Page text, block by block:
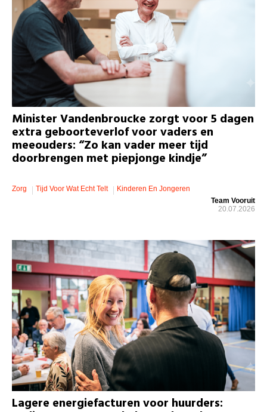
Minister Vandenbroucke zorgt voor 5 dagen
extra geboorteverlof voor vaders en
meeouders: “Zo kan vader meer tijd
doorbrengen met piepjonge kindje”
Zorg Tijd Voor Wat Echt Telt
Kinderen En Jongeren
Team Vooruit
20.07.2026
Lagere energiefacturen voor huurders: